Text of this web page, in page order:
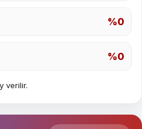
%0
%0
verilir.